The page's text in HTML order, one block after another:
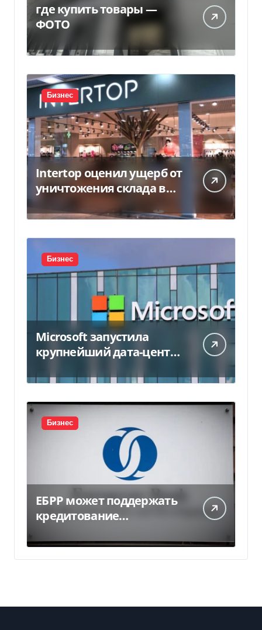
где купить товары —
ФОТО
Бизнес
Intertop оценил ущерб от
уничтожения склада в
450 млн грн
Бизнес
Microsoft запустила
крупнейший дата-центр
миллиарда
Бизнес
ЕБРР может поддержать
кредитование
300 млн евро — Delo.ua